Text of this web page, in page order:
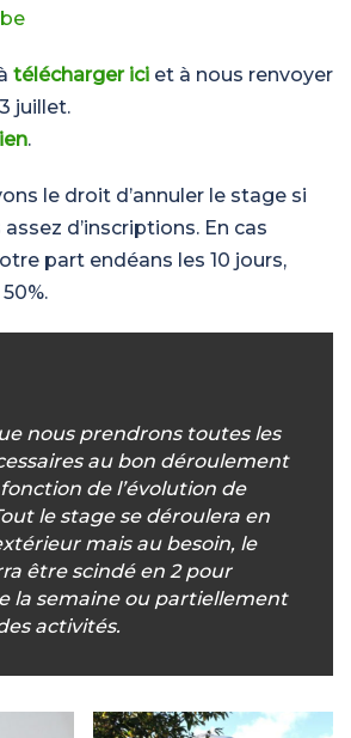
télécharger ici et à nous renvoyer
juillet.
.
le droit d’annuler le stage si
d’inscriptions. En cas
part endéans les 10 jours,
nous prendrons toutes les
au bon déroulement
de l’évolution de
le stage se déroulera en
mais au besoin, le
être scindé en 2 pour
la semaine ou partiellement
activités.